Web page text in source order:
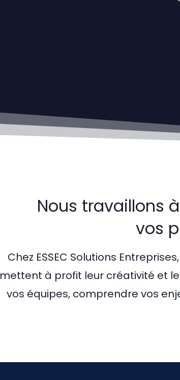
Nous travaillons
vos
Chez ESSEC Solutions
mettent à profit leur créativité et
vos équipes, comprendre vos